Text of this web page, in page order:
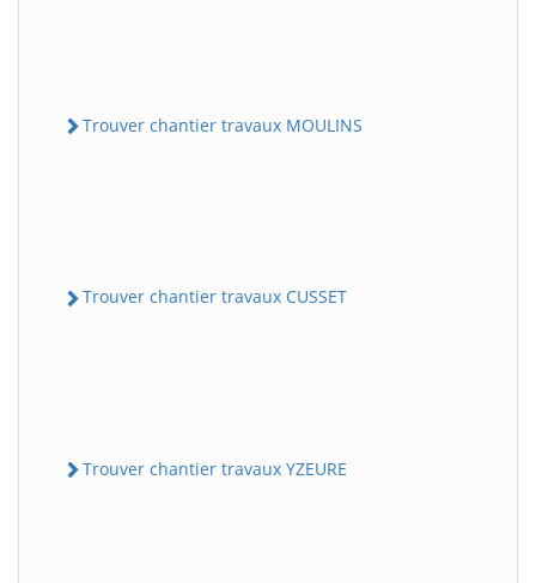
Trouver chantier travaux MOULINS
Trouver chantier travaux CUSSET
Trouver chantier travaux YZEURE